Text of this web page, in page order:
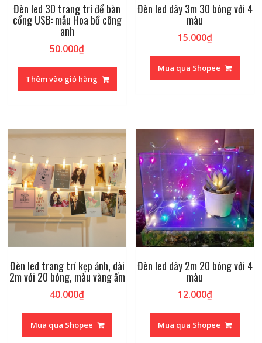
Đèn led 3D trang trí để bàn
cổng USB: mẫu Hoa bồ công
anh
50.000₫
Thêm vào giỏ hàng
Đèn led dây 3m 30 bóng với 4
màu
15.000₫
Mua qua Shopee
Đèn led trang trí kẹp ảnh, dài
2m với 20 bóng, màu vàng ấm
40.000₫
Mua qua Shopee
Đèn led dây 2m 20 bóng với 4
màu
12.000₫
Mua qua Shopee